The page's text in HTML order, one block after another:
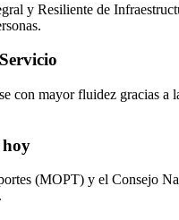
y Resiliente de
con mayor fluidez gracias
hoy
(MOPT) y el Consejo